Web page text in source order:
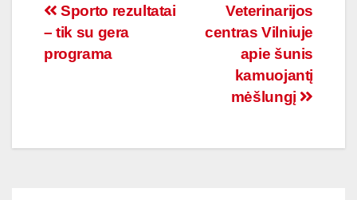
Navigacija
tarp
Veterinarijos
centras Vilniuje
apie šunis
kamuojantį
mėšlungį
Sporto rezultatai
– tik su gera
programa